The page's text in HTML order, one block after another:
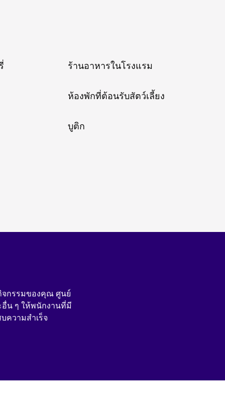
ร้านอาหารในโรงแรม
ห้องพักที่ต้อนรับสัตว์เลี้ยง
บูติก
จกรรมของคุณ ศูนย์
อื่น ๆ ให้พนักงานที่มี
ความสําเร็จ